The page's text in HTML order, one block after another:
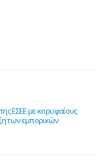
ΕΣΕΕ με κορυφαίους
των εμπορικών